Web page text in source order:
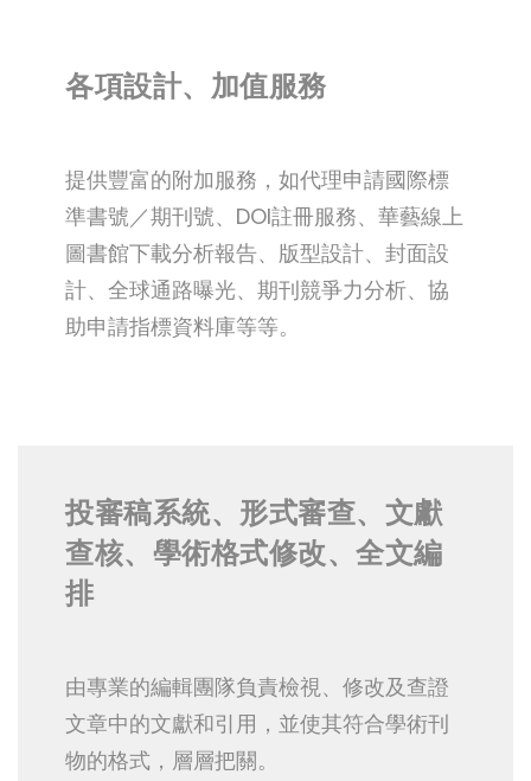
各項設計、加值服務
提供豐富的附加服務，如代理申請國際標
準書號／期刊號、DOI註冊服務、華藝線上
圖書館下載分析報告、版型設計、封面設
計、全球通路曝光、期刊競爭力分析、協
助申請指標資料庫等等。
投審稿系統、形式審查、文獻
查核、學術格式修改、全文編
排
由專業的編輯團隊負責檢視、修改及查證
文章中的文獻和引用，並使其符合學術刊
物的格式，層層把關。